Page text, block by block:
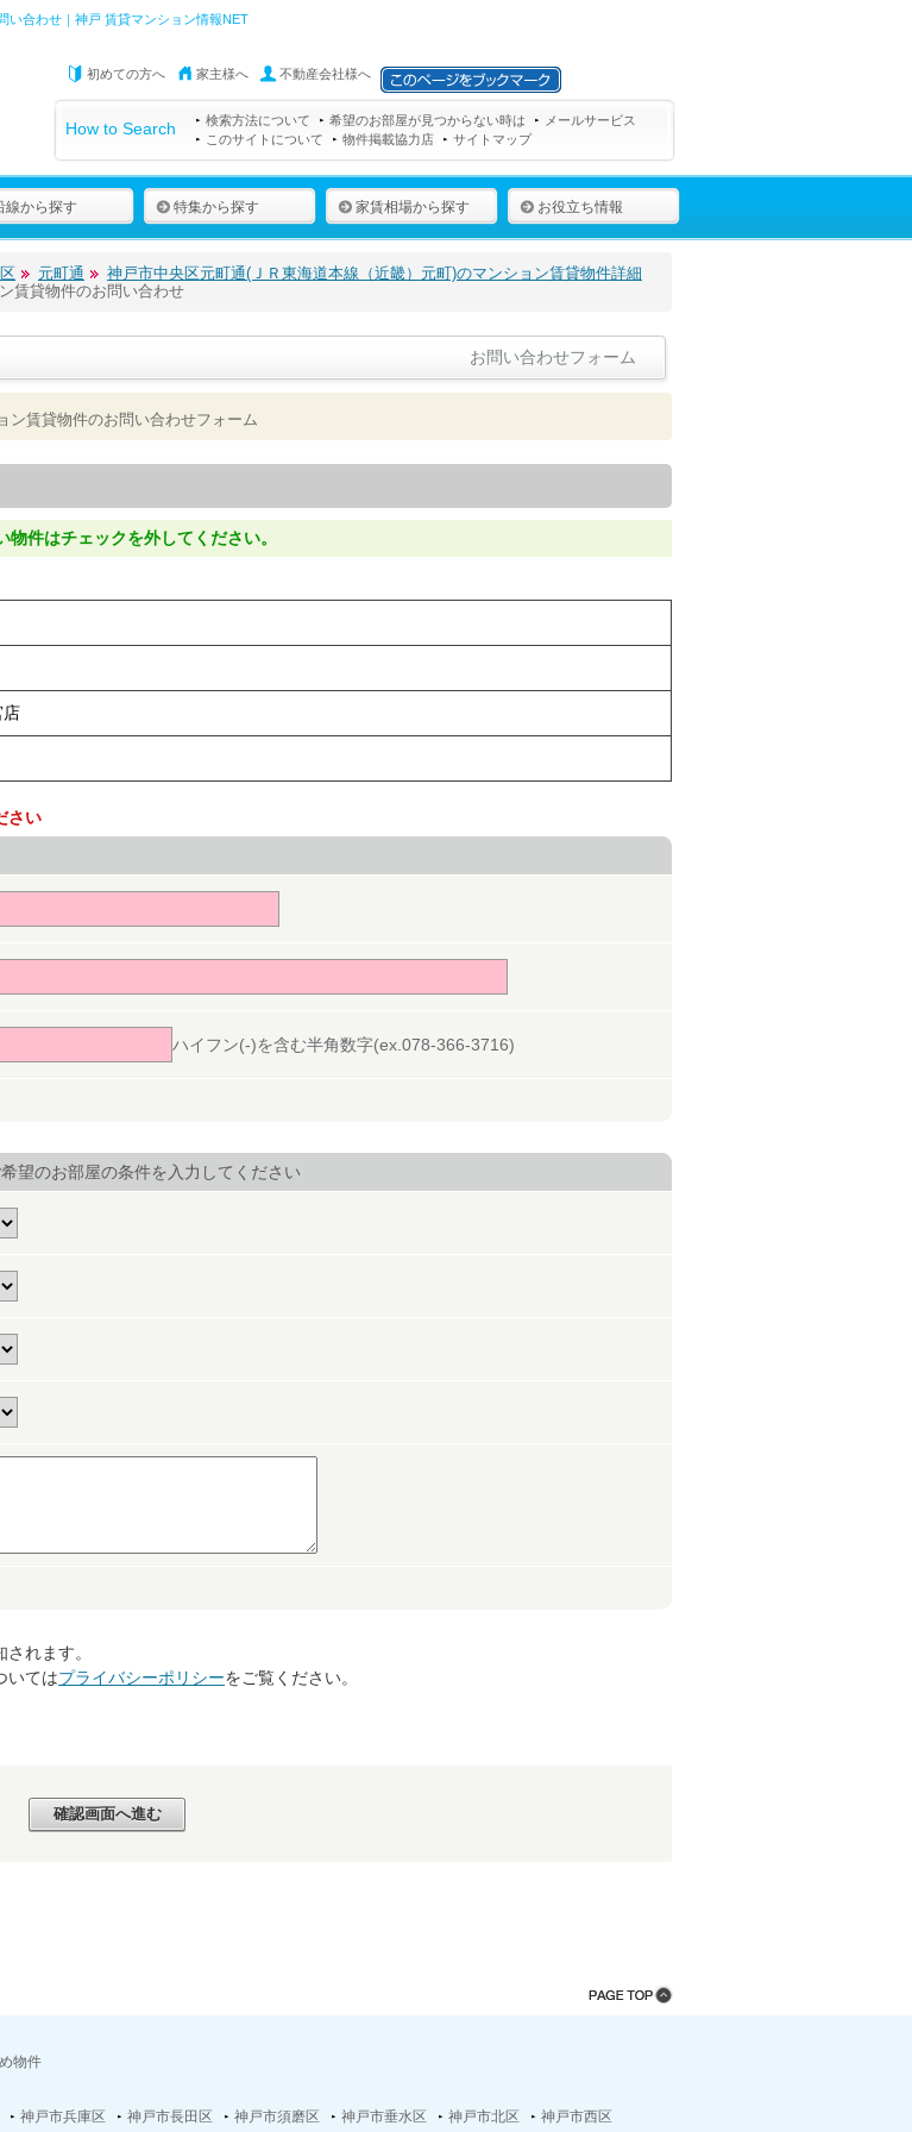
い合わせ｜神戸 賃貸マンション情報NET
初めての方へ 家主様へ 不動産会社様へ
How to Search 検索方法について 希望のお部屋が見つからない時は
メールサービス
このサイトについて
物件掲載協力店 サイトマップ
線から探す 特集から探す 家賃相場から探す お役立ち情報
元町通
神戸市中央区元町通(ＪＲ東海道本線（近畿）元町)のマンション賃貸物件詳細
賃貸物件のお問い合わせ
お問い合わせフォーム
ン賃貸物件のお問い合わせフォーム
件はチェックを外してください。
店
さい
ハイフン(-)を含む半角数字(ex.078-366-3716)
望のお部屋の条件を入力してください
れます。
いてはプライバシーポリシーをご覧ください。
物件
神戸市兵庫区 神戸市長田区 神戸市須磨区 神戸市垂水区 神戸市北区 神戸市西区